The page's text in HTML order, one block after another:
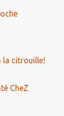
la citrouille!
CheZ